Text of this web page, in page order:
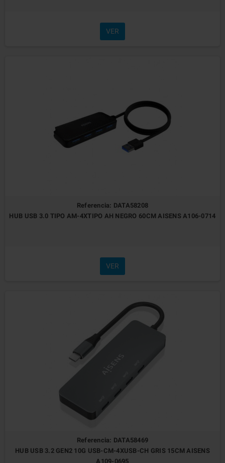
VER
Referencia: DATA58208
HUB USB 3.0 TIPO AM-4XTIPO AH NEGRO 60CM AISENS A106-0714
VER
Referencia: DATA58469
HUB USB 3.2 GEN2 10G USB-CM-4XUSB-CH GRIS 15CM AISENS
A109-0695